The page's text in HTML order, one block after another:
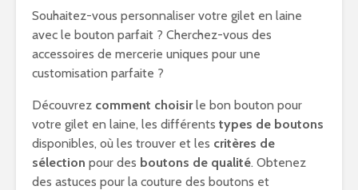
Souhaitez-vous personnaliser votre gilet en laine
avec le bouton parfait ? Cherchez-vous des
accessoires de mercerie uniques pour une
customisation parfaite ?
Découvrez comment choisirle bon bouton pour
votre gilet en laine, les différents types de boutons
disponibles, où les trouver et les critères de
sélection pour des boutons de qualité. Obtenez
des astuces pour la couture des boutons et